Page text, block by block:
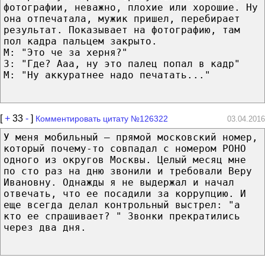
фотографии, неважно, плохие или хорошие. Ну
она отпечатала, мужик пришел, перебирает
результат. Показывает на фотографию, там
пол кадра пальцем закрыто.
М: "Это че за херня?"
З: "Где? Ааа, ну это палец попал в кадр"
М: "Ну аккуратнее надо печатать..."
[+ 33 - ] Комментировать цитату №126322 03.04.2016
У меня мобильный — прямой московский номер,
который почему-то совпадал с номером РОНО
одного из округов Москвы. Целый месяц мне
по сто раз на дню звонили и требовали Веру
Ивановну. Однажды я не выдержал и начал
отвечать, что ее посадили за коррупцию. И
еще всегда делал контрольный выстрел: "а
кто ее спрашивает? " Звонки прекратились
через два дня.